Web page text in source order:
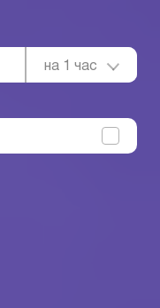
на 1 час